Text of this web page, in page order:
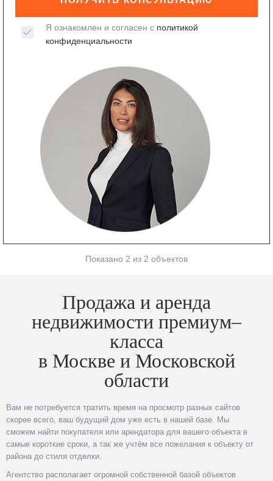
Я ознакомлен и согласен с политикой
конфиденциальности
Показано 2 из 2 объектов
Продажа и аренда
недвижимости премиум–
класса
в Москве и Московской
области
Вам не потребуется тратить время на просмотр разных сайтов
скорее всего, ваш будущий дом уже есть в нашей базе. Мы
сможем найти покупателя или арендатора для вашего объекта в
самые короткие сроки, а так же учтём все пожелания к объекту от
района до стиля отделки.
Агентство располагает огромной собственной базой объектов